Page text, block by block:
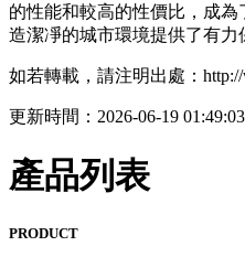
的性能和較高的性價比，成
造潔凈的城市環境提供了有力
如若轉載，請注明出處：http://
更新時間：2026-06-19 01:49:03
產品列表
PRODUCT